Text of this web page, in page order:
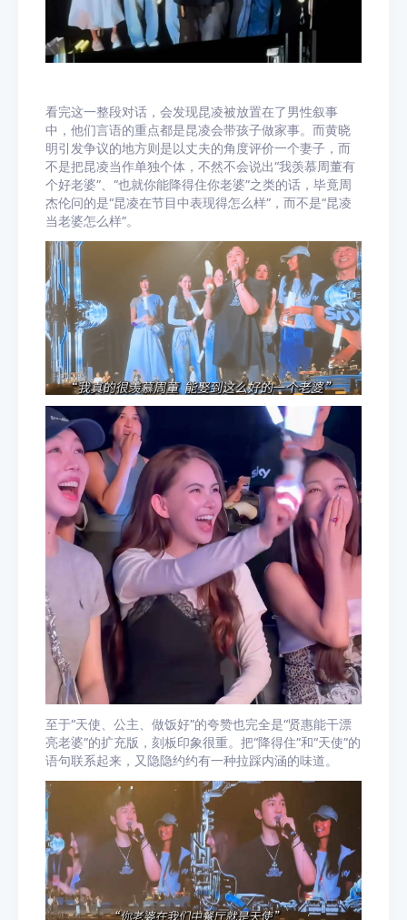
看完这一整段对话，会发现昆凌被放置在了男性叙事
中，他们言语的重点都是昆凌会带孩子做家事。而黄晓
明引发争议的地方则是以丈夫的角度评价一个妻子，而
不是把昆凌当作单独个体，不然不会说出“我羡慕周董有
个好老婆”、“也就你能降得住你老婆”之类的话，毕竟周
杰伦问的是“昆凌在节目中表现得怎么样”，而不是“昆凌
当老婆怎么样”。
至于“天使、公主、做饭好”的夸赞也完全是“贤惠能干漂
亮老婆”的扩充版，刻板印象很重。把“降得住”和“天使”的
语句联系起来，又隐隐约约有一种拉踩内涵的味道。